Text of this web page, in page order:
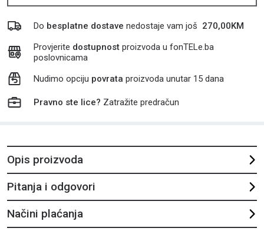
Do besplatne dostave nedostaje vam još 270,00KM
Provjerite dostupnostproizvoda u fonTELe.ba
poslovnicama
Nudimo opciju povrata proizvoda unutar 15 dana
Pravno ste lice? Zatražite predračun
Opis proizvoda
Pitanja i odgovori
Načini plaćanja